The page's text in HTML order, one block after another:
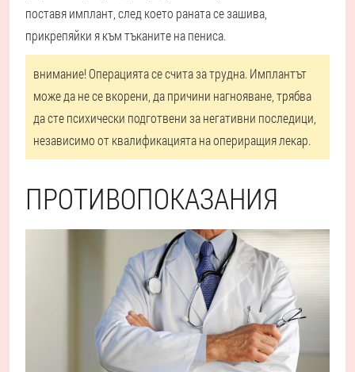
поставя имплант, след което раната се зашива,
прикрепяйки я към тъканите на пениса.
внимание! Операцията се счита за трудна. Имплантът
може да не се вкорени, да причини нагнояване, трябва
да сте психически подготвени за негативни последици,
независимо от квалификацията на опериращия лекар.
ПРОТИВОПОКАЗАНИЯ